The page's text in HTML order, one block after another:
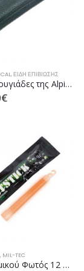
,ΕΊΔΗ ΕΠΙΒΊΩΣΗΣ
Θήκη για Σουγιάδες της Alpin Outdoor (NY-6)
€
, MIL-TEC
Ράβδος Χημικού Φωτός 12 Ωρών 1.5×15εκ της Mil-Tec Πορτοκαλί (14940014)